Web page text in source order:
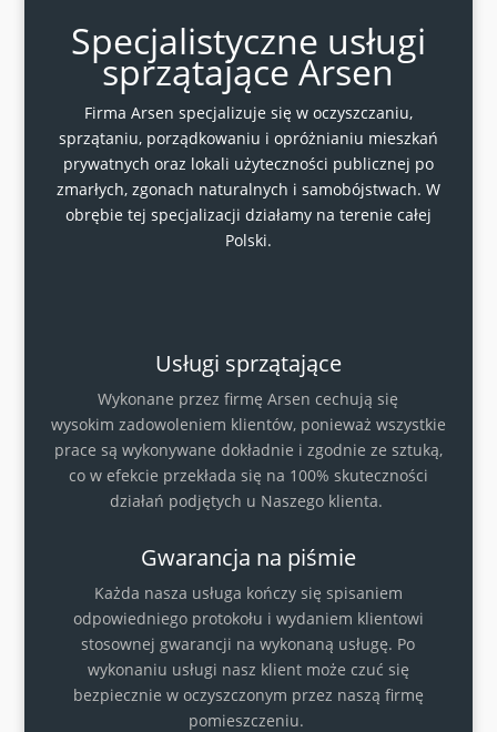
Specjalistyczne usługi
sprzątające Arsen
Firma Arsen specjalizuje się w oczyszczaniu,
sprzątaniu, porządkowaniu i opróżnianiu mieszkań
prywatnych oraz lokali użyteczności publicznej po
zmarłych, zgonach naturalnych i samobójstwach. W
obrębie tej specjalizacji działamy na terenie całej
Polski.
Usługi sprzątające
Wykonane przez firmę Arsen cechują się
wysokim zadowoleniem klientów, ponieważ wszystkie
prace są wykonywane dokładnie i zgodnie ze sztuką,
co w efekcie przekłada się na 100% skuteczności
działań podjętych u Naszego klienta.
Gwarancja na piśmie
Każda nasza usługa kończy się spisaniem
odpowiedniego protokołu i wydaniem klientowi
stosownej gwarancji na wykonaną usługę. Po
wykonaniu usługi nasz klient może czuć się
bezpiecznie w oczyszczonym przez naszą firmę
pomieszczeniu.